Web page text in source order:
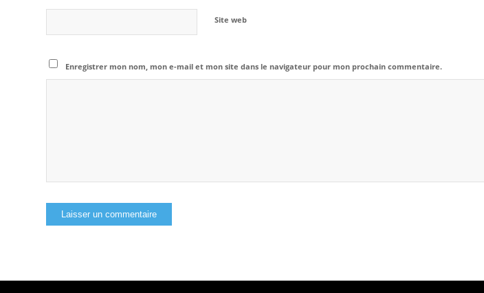
Site web
Enregistrer mon nom, mon e-mail et mon site dans le navigateur pour mon prochain commentaire.